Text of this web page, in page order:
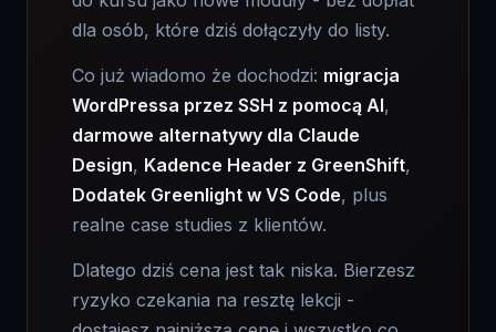
Co już wiadomo że dochodzi: migracja
darmowe alternatywy dla Claude
Kadence Header z GreenShift
Dodatek Greenlight w VS Code
realne case studies z klientów.
Dlatego dziś cena jest tak niska. Bierzesz
dostajesz najniższą cenę i wszystko co
przyjdzie. Po ukończeniu wszystkich